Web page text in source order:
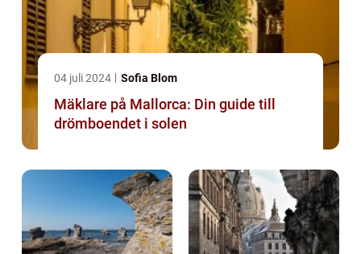
04 juli 2024 Sofia Blom
Mäklare på Mallorca: Din guide till
drömboendet i solen